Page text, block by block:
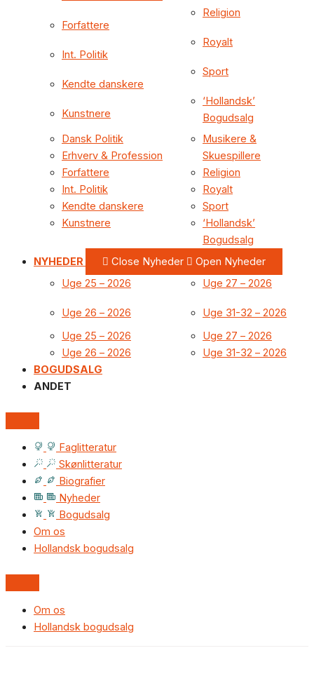
Forfattere
Int. Politik
Kendte danskere
Kunstnere
Religion
Royalt
Sport
‘Hollandsk’
Bogudsalg
Dansk Politik
Erhverv & Profession
Forfattere
Int. Politik
Kendte danskere
Kunstnere
Musikere &
Skuespillere
Religion
Royalt
Sport
‘Hollandsk’
Bogudsalg
NYHEDER
Close Nyheder
Open Nyheder
Uge 25 – 2026
Uge 26 – 2026
Uge 27 – 2026
Uge 31-32 – 2026
Uge 25 – 2026
Uge 26 – 2026
Uge 27 – 2026
Uge 31-32 – 2026
BOGUDSALG
ANDET
Faglitteratur
Skønlitteratur
Biografier
Nyheder
Bogudsalg
Om os
Hollandsk bogudsalg
Om os
Hollandsk bogudsalg